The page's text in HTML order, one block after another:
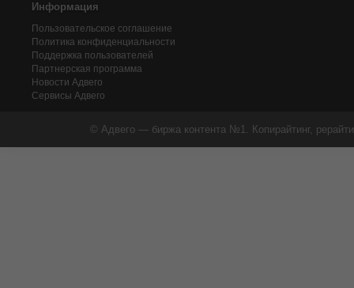
Информация
Пользовательское соглашение
Политика конфиденциальности
Поддержка пользователей
Партнерская программа
Новости Адвего
Сервисы Адвего
© Адвего — биржа контента №1. Копирайтинг,